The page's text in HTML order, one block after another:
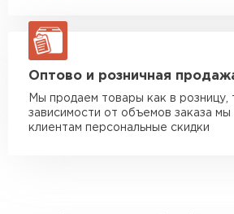
макс. длина груза 13,5 м
ЗАКАЗАТЬ С
Оптово и розничная
Мы продаем товары как в розницу,
зависимости от объемов заказа мы
клиентам персональные скидки